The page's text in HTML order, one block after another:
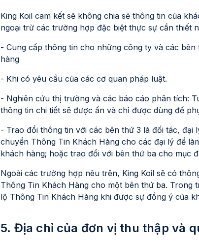
King Koil cam kết sẽ không chia sẻ thông tin của
ngoại trừ các trường hợp đặc biệt thực sự cần thiết
- Cung cấp thông tin cho những công ty và các
hàng
- Khi có yêu cầu của các cơ quan pháp luật.
- Nghiên cứu thị trường và các báo cáo phân tích:
thông tin chi tiết sẽ được ẩn và chỉ được dùng để
- Trao đổi thông tin với các bên thứ 3 là đối tác, đại
chuyển Thông Tin Khách Hàng cho các đại lý để
khách hàng; hoặc trao đổi với bên thứ ba cho mục
Ngoài các trường hợp nêu trên, King Koil sẽ có
Thông Tin Khách Hàng cho một bên thứ ba. Trong
lộ Thông Tin Khách Hàng khi được sự đồng ý của
5. Địa chỉ của đơn vị thu thập và